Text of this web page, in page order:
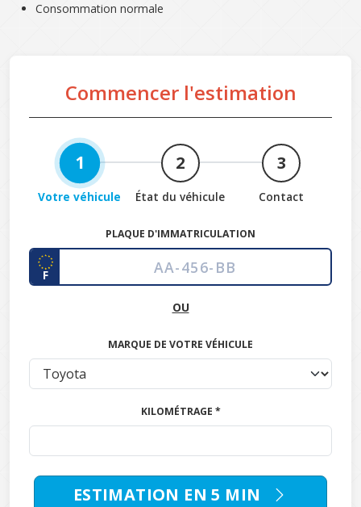
Consommation normale
Commencer l'estimation
1
Votre véhicule
2
État du véhicule
3
Contact
PLAQUE D'IMMATRICULATION
F
OU
MARQUE DE VOTRE VÉHICULE
KILOMÉTRAGE *
ESTIMATION EN 5 MIN